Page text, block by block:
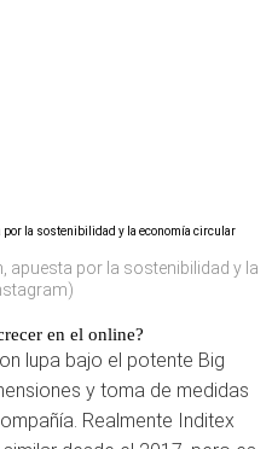
apuesta por la sostenibilidad y la
en el online?
lupa bajo el potente Big
y toma de medidas
Realmente Inditex